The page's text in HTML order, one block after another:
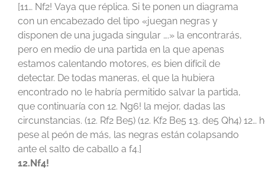
[11… Nf2! Vaya que réplica. Si te ponen un diagrama
con un encabezado del tipo «juegan negras y
disponen de una jugada singular ….» la encontrarás,
pero en medio de una partida en la que apenas
estamos calentando motores, es bien difícil de
detectar. De todas maneras, el que la hubiera
encontrado no le habría permitido salvar la partida,
que continuaría con 12. Ng6! la mejor, dadas las
circunstancias. (12. Rf2 Be5) (12. Kf2 Be5 13. de5 Qh4) 12…
pese al peón de más, las negras están colapsando
ante el salto de caballo a f4.]
12.Nf4!